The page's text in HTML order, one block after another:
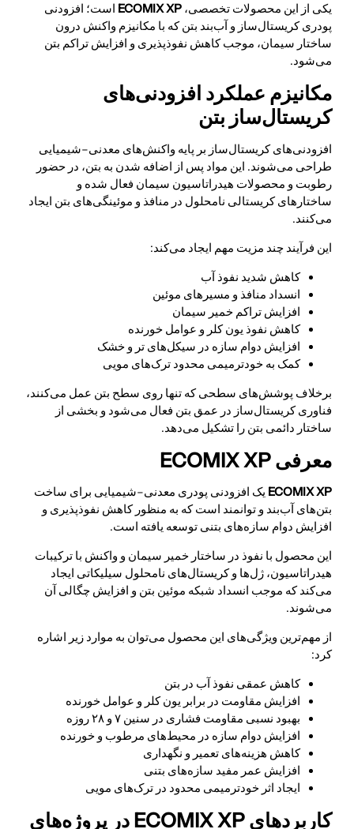
یکی از این محصولات تخصصی، ECOMIX XP
است؛ افزودنی
پودری کریستال‌ساز و آب‌بند بتن که با مکانیزم واکنش درون
ساختار سیمان، موجب کاهش نفوذپذیری و افزایش تراکم بتن
می‌شود.
مکانیزم عملکرد افزودنی‌های
کریستال‌ساز بتن
افزودنی‌های کریستال‌ساز بر پایه واکنش‌های معدنی–شیمیایی
طراحی می‌شوند. این مواد پس از اضافه شدن به بتن، در حضور
رطوبت و محصولات هیدراتاسیون سیمان فعال شده و
ساختارهای کریستالی نامحلول در منافذ و موئینگی‌های بتن ایجاد
می‌کنند.
این فرآیند چند مزیت مهم ایجاد می‌کند:
کاهش شدید نفوذ آب
انسداد منافذ و مسیرهای موئین
افزایش تراکم خمیر سیمان
کاهش نفوذ یون کلر و عوامل خورنده
افزایش دوام سازه در سیکل‌های تر و خشک
کمک به خودترمیمی محدود ترک‌های مویی
برخلاف پوشش‌های سطحی که تنها روی سطح بتن عمل می‌کنند،
فناوری کریستال‌ساز در عمق بتن فعال می‌شود و بخشی از
ساختار دائمی بتن را تشکیل می‌دهد.
معرفی ECOMIX XP
ECOMIX XP یک افزودنی پودری معدنی–شیمیایی برای ساخت
بتن‌های آب‌بند و توانمند است که به منظور کاهش نفوذپذیری و
افزایش دوام سازه‌های بتنی توسعه یافته است.
این محصول با نفوذ در ساختار خمیر سیمان و واکنش با ترکیبات
هیدراتاسیون، ژل‌ها و کریستال‌های نامحلول سیلیکاتی ایجاد
می‌کند که موجب انسداد شبکه موئین بتن و افزایش چگالی آن
می‌شوند.
از مهم‌ترین ویژگی‌های این محصول می‌توان به موارد زیر اشاره
کرد:
کاهش عمقی نفوذ آب در بتن
افزایش مقاومت در برابر یون کلر و عوامل خورنده
بهبود نسبی مقاومت فشاری در سنین ۷ و ۲۸ روزه
افزایش دوام سازه در محیط‌های مرطوب و خورنده
کاهش هزینه‌های تعمیر و نگهداری
افزایش عمر مفید سازه‌های بتنی
ایجاد اثر خودترمیمی محدود در ترک‌های مویی
کاربردهای ECOMIX XP در پروژه‌های